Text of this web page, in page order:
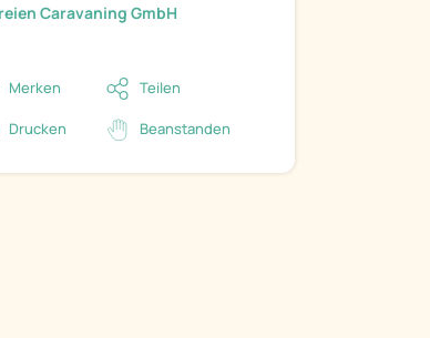
Caravaning GmbH
Merken Teilen
Drucken Beanstanden